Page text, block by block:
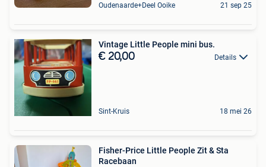
Oudenaarde+Deel Ooike 21 sep 25
Vintage Little People mini bus.
€ 20,00 Details
Sint-Kruis 18 mei 26
Fisher-Price Little People Zit & Sta
Racebaan